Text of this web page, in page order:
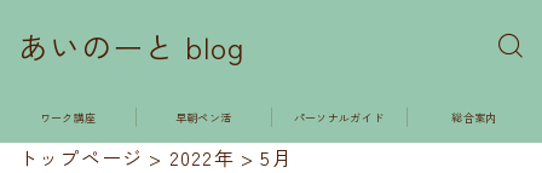
あいのーと blog
ワーク講座 早朝ペン活 パーソナルガイド 総合案内
トップページ > 2022年 >5月